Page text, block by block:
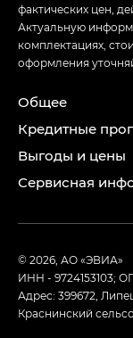
фактических цен,
Актуальную
комплектациях,
оформления
Общее
Кредитные
Выгоды и цены
Сервисная
© 2026, АО «ЭВИА»
ИНН - 9724153103;
Адрес: 399672,
Краснинский